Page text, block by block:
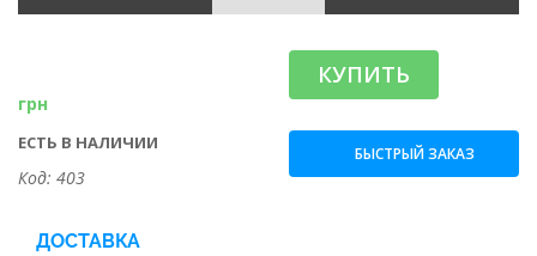
грн
ЕСТЬ В НАЛИЧИИ
Код: 403
КУПИТЬ
БЫСТРЫЙ ЗАКАЗ
ДОСТАВКА